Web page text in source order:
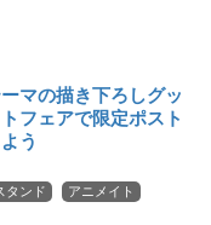
マの描き下ろしグッ
フェアで限定ポスト
う
タンド
アニメイト